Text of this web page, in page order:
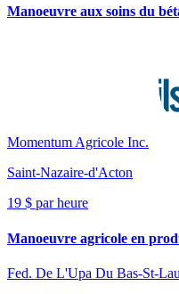
Manoeuvre aux soins du
Momentum Agricole Inc.
Saint-Nazaire-d'Acton
19 $ par heure
Manoeuvre agricole en
Fed. De L'Upa Du Bas-St-